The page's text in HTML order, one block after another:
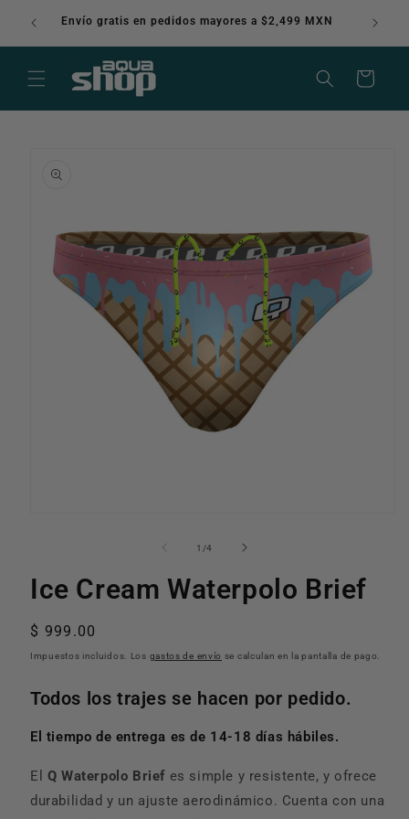
directamenteEnvío gratis en pedidos mayores a $2,499 MXN
Carrito
información
una
ventana
1 /de
4
Ice Cream Waterpolo Brief
Precio
habitual
$ 999.00
Impuestos incluidos. Los gastos de envío se calculan en la pantalla de pago.
Todos los trajes se hacen por pedido.
El tiempo de entrega es de 14-18 días hábiles.
El Q Waterpolo Brief es simple y resistente, y ofrece
durabilidad y un ajuste aerodinámico. Cuenta con una